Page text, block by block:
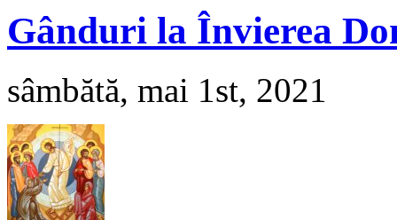
Gânduri la Învierea
sâmbătă, mai 1st, 2021